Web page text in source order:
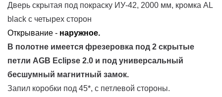
Дверь скрытая под покраску ИУ-42, 2000 мм, кромка AL
black с четырех сторон
Открывание - наружное.
В полотне имеется фрезеровка под 2 скрытые
петли AGB Eclipse 2.0 и под универсальный
бесшумный магнитный замок.
Запил коробки под 45*, с петлевой стороны.